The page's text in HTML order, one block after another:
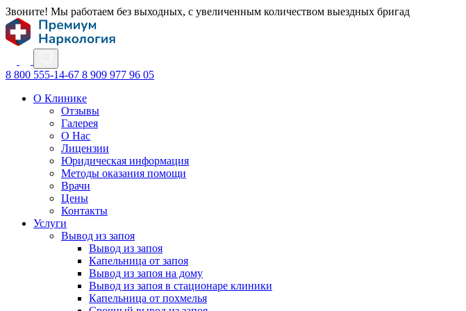
Звоните! Мы работаем без выходных, с увеличенным количеством выездных бригад
8 800 555-14-67 8 909 977 96 05
О Клинике
Отзывы
Галерея
О Нас
Лицензии
Юридическая информация
Методы оказания помощи
Врачи
Цены
Контакты
Услуги
Вывод из запоя
Вывод из запоя
Капельница от запоя
Вывод из запоя на дому
Вывод из запоя в стационаре клиники
Капельница от похмелья